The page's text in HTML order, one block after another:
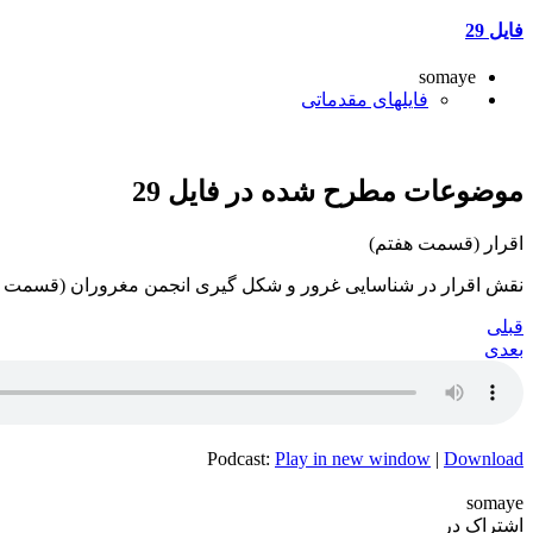
فایل 29
somaye
فایلهای مقدماتی
موضوعات مطرح شده در فایل 29
اقرار (قسمت هفتم)
نقش اقرار در شناسایی غرور و شکل گیری انجمن مغروران
قبلی
بعدی
Podcast: Play in new window | Download
somaye
اشتراک در